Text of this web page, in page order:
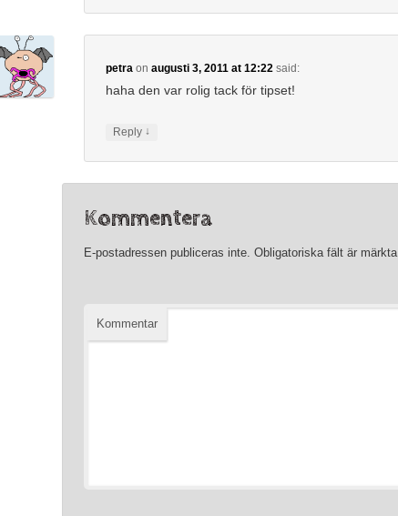
petra on augusti 3, 2011 at 12:22 said:
haha den var rolig tack för tipset!
Reply ↓
Kommentera
E-postadressen publiceras inte. Obligatoriska fält är märkta
Kommentar